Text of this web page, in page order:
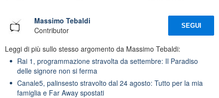
Massimo Tebaldi
Contributor
SEGUI
Leggi di più sullo stesso argomento da Massimo Tebaldi:
Rai 1, programmazione stravolta da settembre: Il Paradiso
delle signore non si ferma
Canale5, palinsesto stravolto dal 24 agosto: Tutto per la mia
famiglia e Far Away spostati